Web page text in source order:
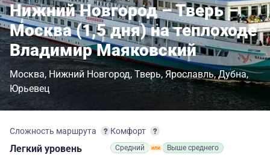
Нижний Новгород – Тверь –
Москва (1,5 дня) на теплоходе
Владимир Маяковский
Москва Нижний Новгород Тверь Ярославль Дубна
Юрьевец
Сложность маршрута
Легкий уровень
Комфорт
Средний Выше среднего